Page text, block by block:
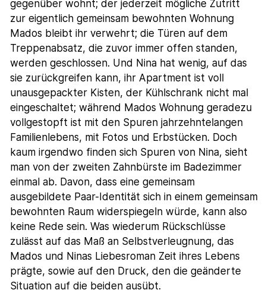
gegenüber wohnt; der jederzeit mögliche Zutritt
zur eigentlich gemeinsam bewohnten Wohnung
Mados bleibt ihr verwehrt; die Türen auf dem
Treppenabsatz, die zuvor immer offen standen,
werden geschlossen. Und Nina hat wenig, auf das
sie zurückgreifen kann, ihr Apartment ist voll
unausgepackter Kisten, der Kühlschrank nicht mal
eingeschaltet; während Mados Wohnung geradezu
vollgestopft ist mit den Spuren jahrzehntelangen
Familienlebens, mit Fotos und Erbstücken. Doch
kaum irgendwo finden sich Spuren von Nina, sieht
man von der zweiten Zahnbürste im Badezimmer
einmal ab. Davon, dass eine gemeinsam
ausgebildete Paar-Identität sich in einem gemeinsam
bewohnten Raum widerspiegeln würde, kann also
keine Rede sein. Was wiederum Rückschlüsse
zulässt auf das Maß an Selbstverleugnung, das
Mados und Ninas Liebesroman Zeit ihres Lebens
prägte, sowie auf den Druck, den die geänderte
Situation auf die beiden ausübt.